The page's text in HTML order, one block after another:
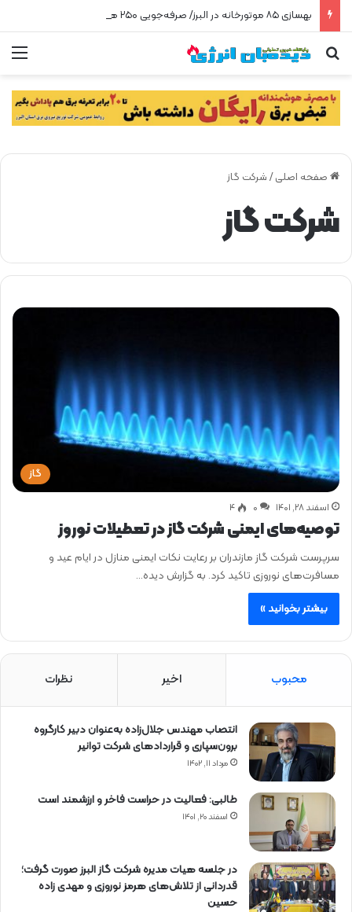
جستجو برای
صفحه اصلی / شرکت گاز
شرکت گاز
گاز
اسفند ۲۸, ۱۴۰۱ 0 ۴
توصیه‌های ایمنی شرکت گاز در تعطیلات نوروز
سرپرست شرکت گاز مازندران بر رعایت نکات ایمنی منازل در ایام عید و
مسافرت‌های نوروزی تاکید کرد. به گزارش دیده…
بیشتر بخوانید »
محبوب اخیر نظرات
انتصاب مهندس جلال‌زاده به‌عنوان دبیر كارگروه
برون‌سپاری و قراردادهای شركت توانیر
مرداد ۱۱, ۱۴۰۲
طالبی: فعالیت در حراست فاخر و ارزشمند است
اسفند ۲۰, ۱۴۰۱
در جلسه هیات مدیره شرکت گاز البرز صورت گرفت؛
قدردانی از تلاش‌های هرمز نوروزی و مهدی زاده
حسین